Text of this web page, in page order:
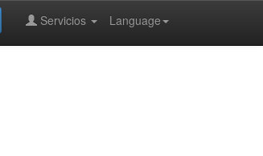
Language
Servicios